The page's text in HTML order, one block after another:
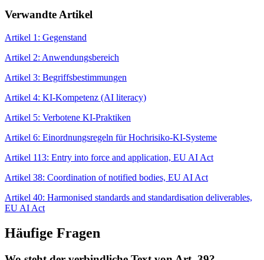
Verwandte Artikel
Artikel 1: Gegenstand
Artikel 2: Anwendungsbereich
Artikel 3: Begriffsbestimmungen
Artikel 4: KI-Kompetenz (AI literacy)
Artikel 5: Verbotene KI-Praktiken
Artikel 6: Einordnungsregeln für Hochrisiko-KI-Systeme
Artikel 113: Entry into force and application, EU AI Act
Artikel 38: Coordination of notified bodies, EU AI Act
Artikel 40: Harmonised standards and standardisation deliverables,
EU AI Act
Häufige Fragen